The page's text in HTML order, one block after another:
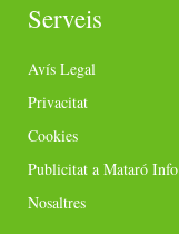
Serveis
Avís Legal
Privacitat
Cookies
Publicitat a Mataró Info
Nosaltres